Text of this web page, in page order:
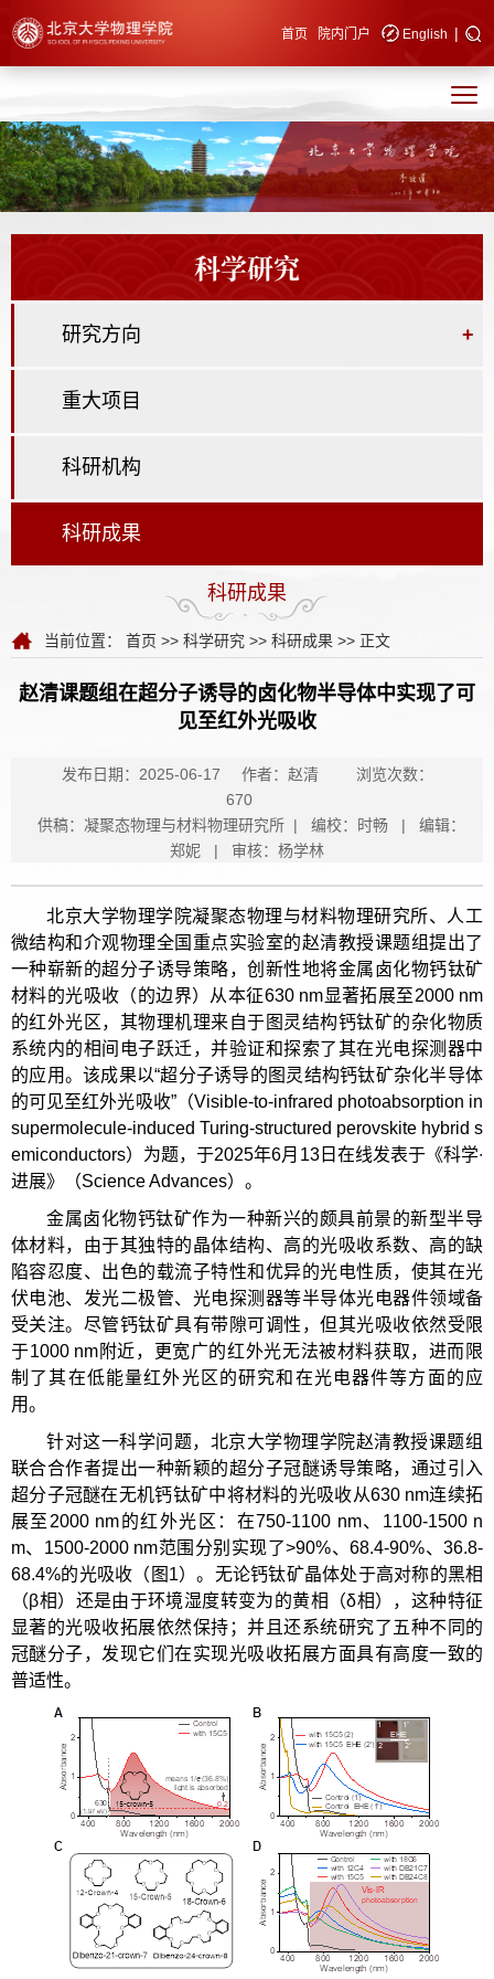
快速导航 首页 院内门户 English |
科学研究
研究方向 +
重大项目
科研机构
科研成果
科研成果
当前位置： 首页 >> 科学研究 >> 科研成果 >> 正文
赵清课题组在超分子诱导的卤化物半导体中实现了可
见至红外光吸收
发布日期：2025-06-17 作者：赵清
浏览次数：
670
供稿：凝聚态物理与材料物理研究所 | 编校：时畅 | 编辑：
郑妮 | 审核：杨学林
北京大学物理学院凝聚态物理与材料物理研究所、人工
微结构和介观物理全国重点实验室的赵清教授课题组提出了
一种崭新的超分子诱导策略，创新性地将金属卤化物钙钛矿
材料的光吸收（的边界）从本征630 nm显著拓展至2000 nm
的红外光区，其物理机理来自于图灵结构钙钛矿的杂化物质
系统内的相间电子跃迁，并验证和探索了其在光电探测器中
的应用。该成果以“超分子诱导的图灵结构钙钛矿杂化半导体
的可见至红外光吸收”（Visible-to-infrared photoabsorption in
supermolecule-induced Turing-structured perovskite hybrid s
emiconductors）为题，于2025年6月13日在线发表于《科学∙
进展》（Science Advances）。
金属卤化物钙钛矿作为一种新兴的颇具前景的新型半导
体材料，由于其独特的晶体结构、高的光吸收系数、高的缺
陷容忍度、出色的载流子特性和优异的光电性质，使其在光
伏电池、发光二极管、光电探测器等半导体光电器件领域备
受关注。尽管钙钛矿具有带隙可调性，但其光吸收依然受限
于1000 nm附近，更宽广的红外光无法被材料获取，进而限
制了其在低能量红外光区的研究和在光电器件等方面的应
用。
针对这一科学问题，北京大学物理学院赵清教授课题组
联合合作者提出一种新颖的超分子冠醚诱导策略，通过引入
超分子冠醚在无机钙钛矿中将材料的光吸收从630 nm连续拓
展至2000 nm的红外光区：在750-1100 nm、1100-1500 n
m、1500-2000 nm范围分别实现了>90%、68.4-90%、36.8-
68.4%的光吸收（图1）。无论钙钛矿晶体处于高对称的黑相
（β相）还是由于环境湿度转变为的黄相（δ相），这种特征
显著的光吸收拓展依然保持；并且还系统研究了五种不同的
冠醚分子，发现它们在实现光吸收拓展方面具有高度一致的
普适性。